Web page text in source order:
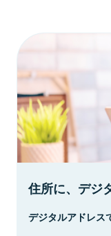
住所に、デジ
デジタルアドレス